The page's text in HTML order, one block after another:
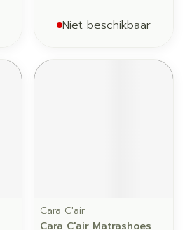
Niet beschikbaar
Cara C'air
Cara C'air Matrashoes